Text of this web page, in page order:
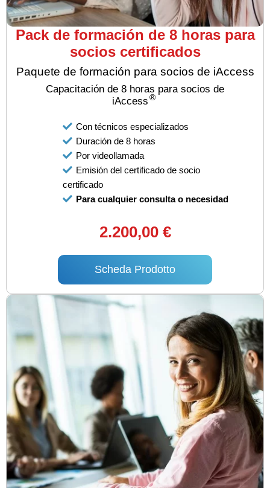
Pack de formación de 8 horas para
socios certificados
Paquete de formación para socios de iAccess
Capacitación de 8 horas para socios de
iAccess®
Con técnicos especializados
Duración de 8 horas
Por videollamada
Emisión del certificado de socio
certificado
Para cualquier consulta o necesidad
2.200,00 €
Scheda Prodotto